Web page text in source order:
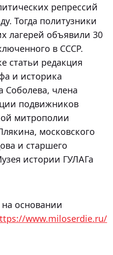
репрессий
Тогда политузники
лагерей объявили 30
в СССР.
статьи редакция
и историка
Соболева, члена
подвижников
митрополии
московского
и старшего
истории ГУЛАГа
основании
www.miloserdie.ru/